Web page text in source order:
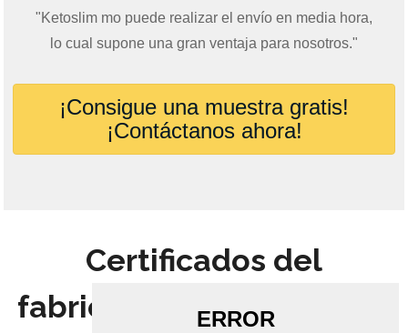
"Ketoslim mo puede realizar el envío en media hora,
lo cual supone una gran ventaja para nosotros."
¡Consigue una muestra gratis!
¡Contáctanos ahora!
Certificados del
fabricante y la fábrica de